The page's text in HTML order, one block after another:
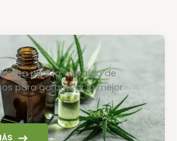
alta pureza, extraído de
para garantizar la mejor